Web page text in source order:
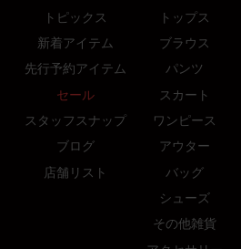
トピックス
新着アイテム
先行予約アイテム
セール
スタッフスナップ
ブログ
店舗リスト
トップス
ブラウス
パンツ
スカート
ワンピース
アウター
バッグ
シューズ
その他雑貨